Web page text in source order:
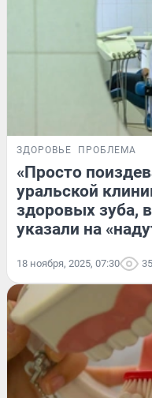
ЗДОРОВЬЕ ПРОБЛЕМА
«Просто
уральской
здоровых зуба,
указали на
18 ноября, 2025, 07:30